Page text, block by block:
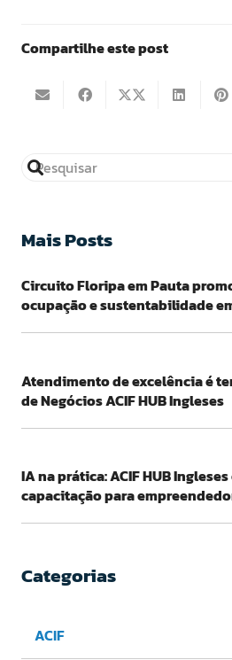
Compartilhe este post
Mais Posts
Circuito Floripa em Pauta
ocupação e sustentabilidade
Atendimento de excelência é
de Negócios ACIF HUB Ingleses
IA na prática: ACIF HUB
capacitação para
Categorias
ACIF